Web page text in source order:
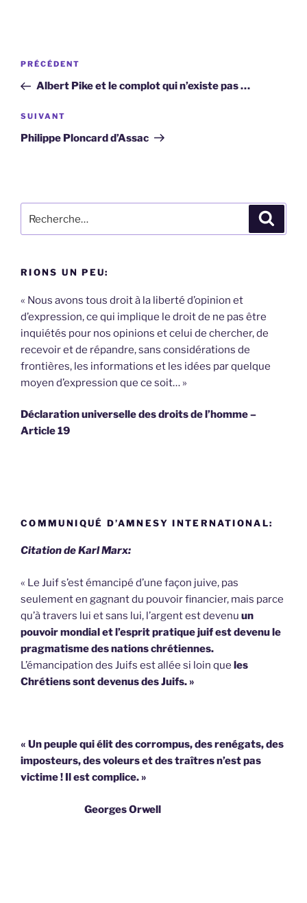
Navigation
l’article
Article
précédent
PRÉCÉDENT
Albert Pike et le complot qui n’existe pas …
Article
suivant
SUIVANT
Philippe Ploncard d’Assac
pour
RIONS UN PEU:
« Nous avons tous droit à la liberté d’opinion et
d’expression, ce qui implique le droit de ne pas être
inquiétés pour nos opinions et celui de chercher, de
recevoir et de répandre, sans considérations de
frontières, les informations et les idées par quelque
moyen d’expression que ce soit… »
Déclaration universelle des droits de l’homme –
Article 19
COMMUNIQUÉ D’AMNESY INTERNATIONAL:
Citation de Karl Marx:
« Le Juif s’est émancipé d’une façon juive, pas
seulement en gagnant du pouvoir financier, mais parce
qu’à travers lui et sans lui, l’argent est devenu un
pouvoir mondial et l’esprit pratique juif est devenu le
pragmatisme des nations chrétiennes.
L’émancipation des Juifs est allée si loin que les
Chrétiens sont devenus des Juifs. »
« Un peuple qui élit des corrompus, des renégats, des
imposteurs, des voleurs et des traîtres n’est pas
victime !
Il est complice. »
Georges Orwell